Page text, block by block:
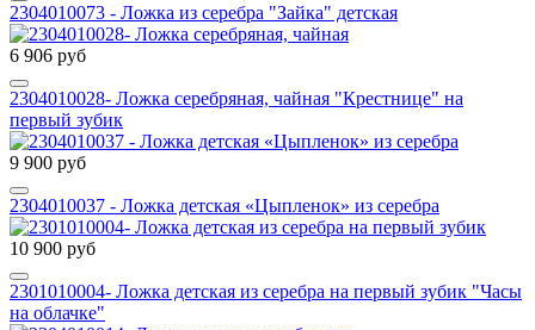
2304010073 - Ложка из серебра "Зайка" детская
6 906 руб
2304010028- Ложка серебряная, чайная "Крестнице" на
первый зубик
9 900 руб
2304010037 - Ложка детская «Цыпленок» из серебра
10 900 руб
2301010004- Ложка детская из серебра на первый зубик "Часы
на облачке"